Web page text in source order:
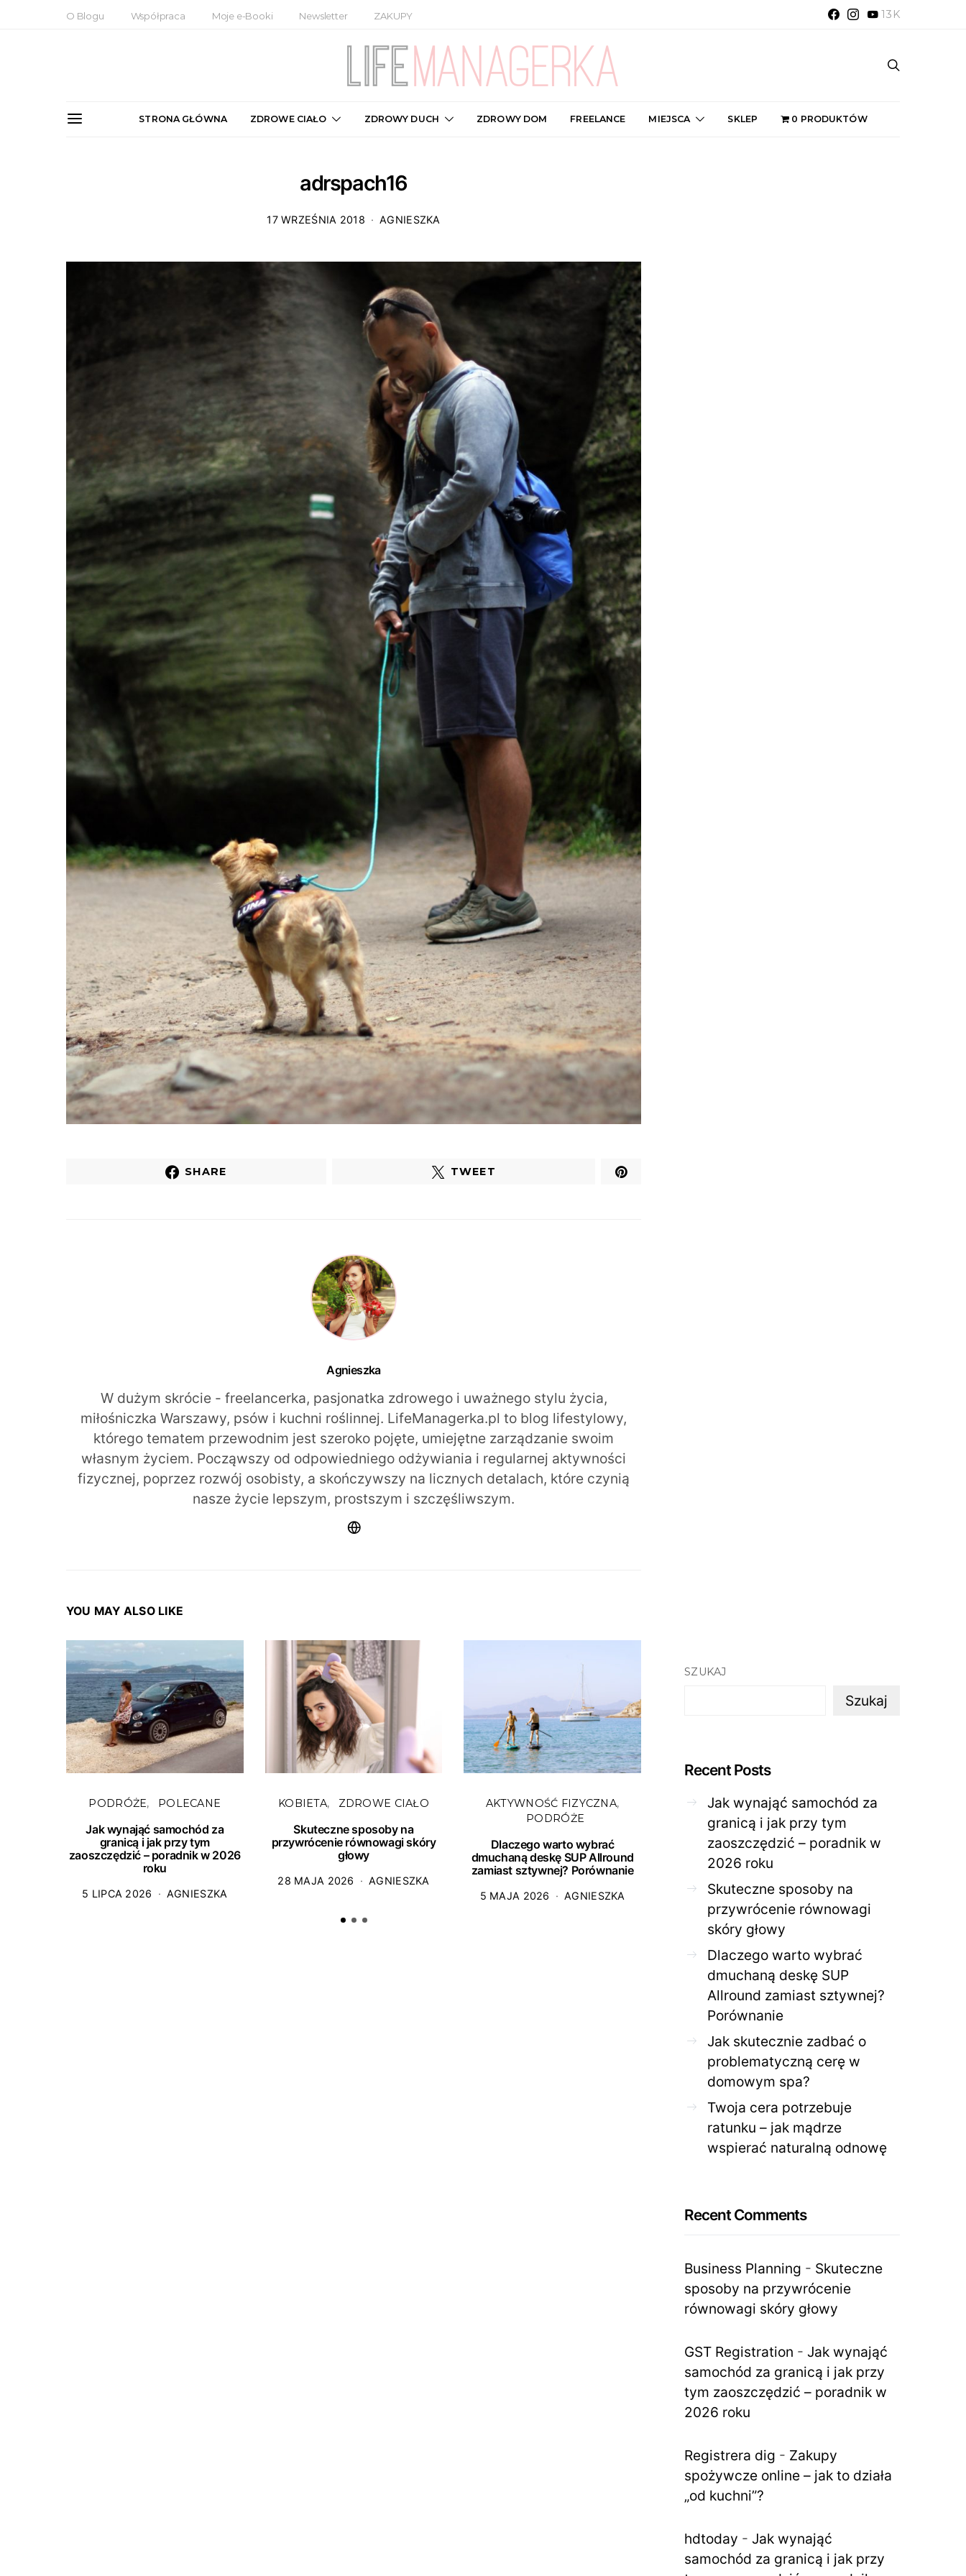
O Blogu Współpraca Moje e-Booki Newsletter ZAKUPY 13K
STRONA GŁÓWNA ZDROWE CIAŁO ZDROWY DUCH ZDROWY DOM FREELANCE MIEJSCA SKLEP 0 PRODUKTÓW
adrspach16
17 WRZEŚNIA 2018 AGNIESZKA
SHARE TWEET
Agnieszka
W dużym skrócie - freelancerka, pasjonatka zdrowego i uważnego stylu życia,
miłośniczka Warszawy, psów i kuchni roślinnej. LifeManagerka.pl to blog lifestylowy,
którego tematem przewodnim jest szeroko pojęte, umiejętne zarządzanie swoim
własnym życiem. Począwszy od odpowiedniego odżywiania i regularnej aktywności
fizycznej, poprzez rozwój osobisty, a skończywszy na licznych detalach, które czynią
nasze życie lepszym, prostszym i szczęśliwszym.
YOU MAY ALSO LIKE
PODRÓŻE POLECANE
Jak wynająć samochód za
granicą i jak przy tym
zaoszczędzić – poradnik w 2026
roku
5 LIPCA 2026 AGNIESZKA
KOBIETA ZDROWE CIAŁO
Skuteczne sposoby na
przywrócenie równowagi skóry
głowy
28 MAJA 2026 AGNIESZKA
AKTYWNOŚĆ FIZYCZNA
PODRÓŻE
Dlaczego warto wybrać
dmuchaną deskę SUP Allround
zamiast sztywnej? Porównanie
5 MAJA 2026 AGNIESZKA
ZDROWE CIAŁO
Jak skutecznie zadbać o
problematyczną cerę w
domowym spa?
28 KWIETNIA 2026
jak mądrze
SZUKAJ
Szukaj
Recent Posts
Jak wynająć samochód za
granicą i jak przy tym
zaoszczędzić – poradnik w
2026 roku
Skuteczne sposoby na
przywrócenie równowagi
skóry głowy
Dlaczego warto wybrać
dmuchaną deskę SUP
Allround zamiast sztywnej?
Porównanie
Jak skutecznie zadbać o
problematyczną cerę w
domowym spa?
Twoja cera potrzebuje
ratunku – jak mądrze
wspierać naturalną odnowę
Recent Comments
Business Planning - Skuteczne
sposoby na przywrócenie
równowagi skóry głowy
GST Registration - Jak wynająć
samochód za granicą i jak przy
tym zaoszczędzić – poradnik w
2026 roku
Registrera dig - Zakupy
spożywcze online – jak to działa
„od kuchni”?
hdtoday - Jak wynająć
samochód za granicą i jak przy